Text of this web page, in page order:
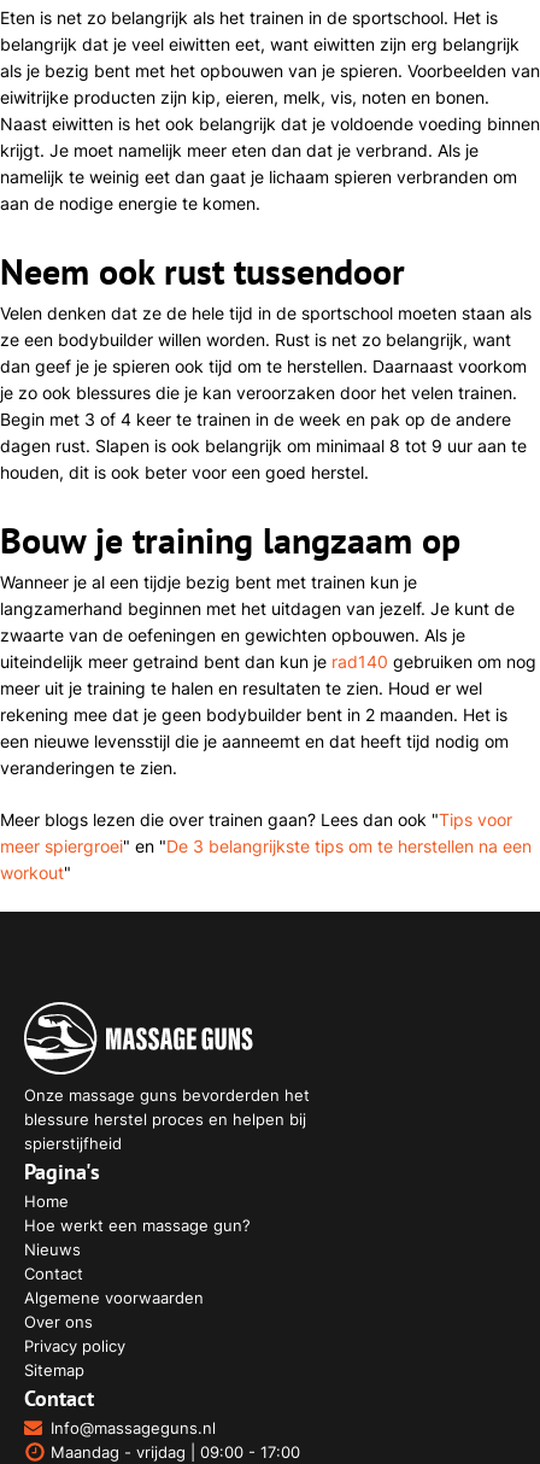
Eten is net zo belangrijk als het trainen in de sportschool. Het is
belangrijk dat je veel eiwitten eet, want eiwitten zijn erg belangrijk
als je bezig bent met het opbouwen van je spieren. Voorbeelden van
eiwitrijke producten zijn kip, eieren, melk, vis, noten en bonen.
Naast eiwitten is het ook belangrijk dat je voldoende voeding binnen
krijgt. Je moet namelijk meer eten dan dat je verbrand. Als je
namelijk te weinig eet dan gaat je lichaam spieren verbranden om
aan de nodige energie te komen.
Neem ook rust tussendoor
Velen denken dat ze de hele tijd in de sportschool moeten staan als
ze een bodybuilder willen worden. Rust is net zo belangrijk, want
dan geef je je spieren ook tijd om te herstellen. Daarnaast voorkom
je zo ook blessures die je kan veroorzaken door het velen trainen.
Begin met 3 of 4 keer te trainen in de week en pak op de andere
dagen rust. Slapen is ook belangrijk om minimaal 8 tot 9 uur aan te
houden, dit is ook beter voor een goed herstel.
Bouw je training langzaam op
Wanneer je al een tijdje bezig bent met trainen kun je
langzamerhand beginnen met het uitdagen van jezelf. Je kunt de
zwaarte van de oefeningen en gewichten opbouwen. Als je
uiteindelijk meer getraind bent dan kun je rad140 gebruiken om nog
meer uit je training te halen en resultaten te zien. Houd er wel
rekening mee dat je geen bodybuilder bent in 2 maanden. Het is
een nieuwe levensstijl die je aanneemt en dat heeft tijd nodig om
veranderingen te zien.
Meer blogs lezen die over trainen gaan? Lees dan ook "Tips voor
meer spiergroei" en "De 3 belangrijkste tips om te herstellen na een
workout"
Onze massage guns bevorderden het
blessure herstel proces en helpen bij
spierstijfheid
Pagina's
Home
Hoe werkt een massage gun?
Nieuws
Contact
Algemene voorwaarden
Over ons
Privacy policy
Sitemap
Contact
Info@massageguns.nl
Maandag - vrijdag | 09:00 - 17:00